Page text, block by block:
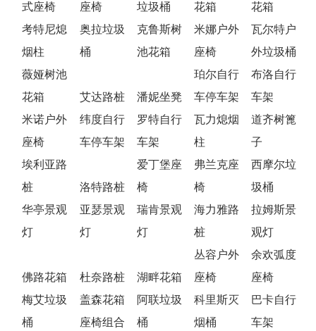
式座椅
座椅
垃圾桶
花箱
花箱
考特尼熄
烟柱
奥拉垃圾
桶
克鲁斯树
池花箱
米娜户外
座椅
瓦尔特户
外垃圾桶
薇娅树池
花箱
艾达路桩 潘妮坐凳
珀尔自行
车停车架
布洛自行
车架
米诺户外
座椅
纬度自行
车停车架
罗特自行
车架
瓦力熄烟
柱
道齐树篦
子
埃利亚路
桩
洛特路桩
爱丁堡座
椅
弗兰克座
椅
西摩尔垃
圾桶
华亭景观
灯
亚瑟景观
灯
瑞肯景观
灯
海力雅路
桩
拉姆斯景
观灯
佛路花箱 杜奈路桩 湖畔花箱
丛容户外
座椅
余欢弧度
座椅
梅艾垃圾
桶
盖森花箱
座椅组合
阿联垃圾
桶
科里斯灭
烟桶
巴卡自行
车架